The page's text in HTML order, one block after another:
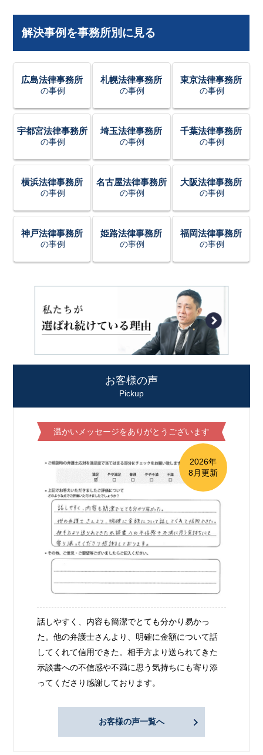
解決事例を事務所別に見る
広島法律事務所
の事例
札幌法律事務所
の事例
東京法律事務所
の事例
宇都宮法律事務所
の事例
埼玉法律事務所
の事例
千葉法律事務所
の事例
横浜法律事務所
の事例
名古屋法律事務所
の事例
大阪法律事務所
の事例
神戸法律事務所
の事例
姫路法律事務所
の事例
福岡法律事務所
の事例
お客様の声
Pickup
温かいメッセージをありがとうございます
2026年
8月更新
話しやすく、内容も簡潔でとても分かり易かっ
た。他の弁護士さんより、明確に金額について話
してくれて信用できた。相手方より送られてきた
示談書への不信感や不満に思う気持ちにも寄り添
ってくださり感謝しております。
お客様の声一覧へ